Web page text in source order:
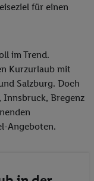
für einen
im Trend.
Kurzurlaub mit
Salzburg. Doch
Innsbruck, Bregenz
Angeboten.